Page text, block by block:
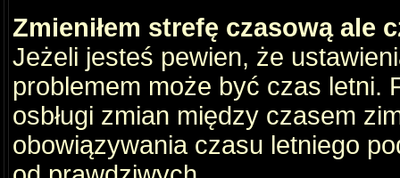
Zmieniłem strefę czasową ale
Jeżeli jesteś pewien, że
problemem może być czas letni.
osbługi zmian między czasem
obowiązywania czasu letniego